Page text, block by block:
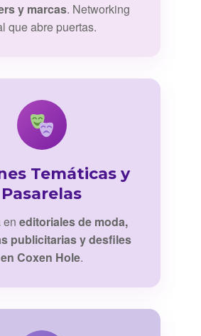
y marcas. Networking
que abre puertas.
Temáticas y
Pasarelas
en editoriales de moda,
publicitarias y desfiles
en Coxen Hole.